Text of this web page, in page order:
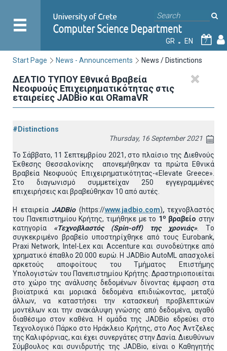
GR EN 7
Start Page News - Announcements News / Distinctions
ΔΕΛΤΙΟ ΤΥΠΟΥ Εθνικά Βραβεία
Νεοφυούς Επιχειρηματικότητας στις
εταιρείες JADBio και ORamaVR
#Distinctions
Thursday, 16 September 2021
Το Σάββατο, 11 Σεπτεμβρίου 2021, στο πλαίσιο της Διεθνούς
Έκθεσης Θεσσαλονίκης απονεμήθηκαν τα πρώτα Εθνικά
Βραβεία Νεοφυούς Επιχειρηματικότητας-«Elevate Greece».
Στο διαγωνισμό συμμετείχαν 250 εγγεγραμμένες
επιχειρήσεις και βραβεύθηκαν 10 από αυτές.
H εταιρεία JADBio(https://www.jadbio.com), τεχνοβλαστός
του Πανεπιστημίου Κρήτης, τιμήθηκε με το 1 ο βραβείο στην
κατηγορία «Τεχνοβλαστός (Spin-off) της χρονιάς». Tο
συγκεκριμένο βραβείο υποστηρίχθηκε από τους Eurobank,
Praxi Network, Intel-Lex και Accenture και συνοδεύτηκε από
χρηματικό έπαθλο 20.000 ευρώ. H JADBio AutoML απασχολεί
αρκετούς αποφοίτους του Τμήματος Επιστήμης
Υπολογιστών του Πανεπιστημίου Κρήτης. Δραστηριοποιείται
στο χώρο της ανάλυσης δεδομένων δίνοντας έμφαση στα
βιοϊατρικά και μοριακά δεδομένα επιδιώκοντας, μεταξύ
άλλων, να καταστήσει την κατασκευή προβλεπτικών
μοντέλων και την ανακάλυψη γνώσης από δεδομένα, αγαθό
διαθέσιμο στον καθένα. H ομάδα της JADBio εδρεύει στο
Τεχνολογικό Πάρκο στο Ηράκλειο Κρήτης, στο Λος Άντζελες
της Καλιφόρνιας, και έχει συνεργάτες στην Δανία. Διευθύνων
Σύμβουλος και συνιδρυτής της JADBio, είναι ο Καθηγητής